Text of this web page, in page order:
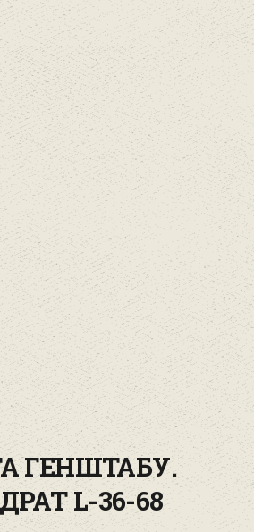
ГЕНШТАБУ.
L-36-68